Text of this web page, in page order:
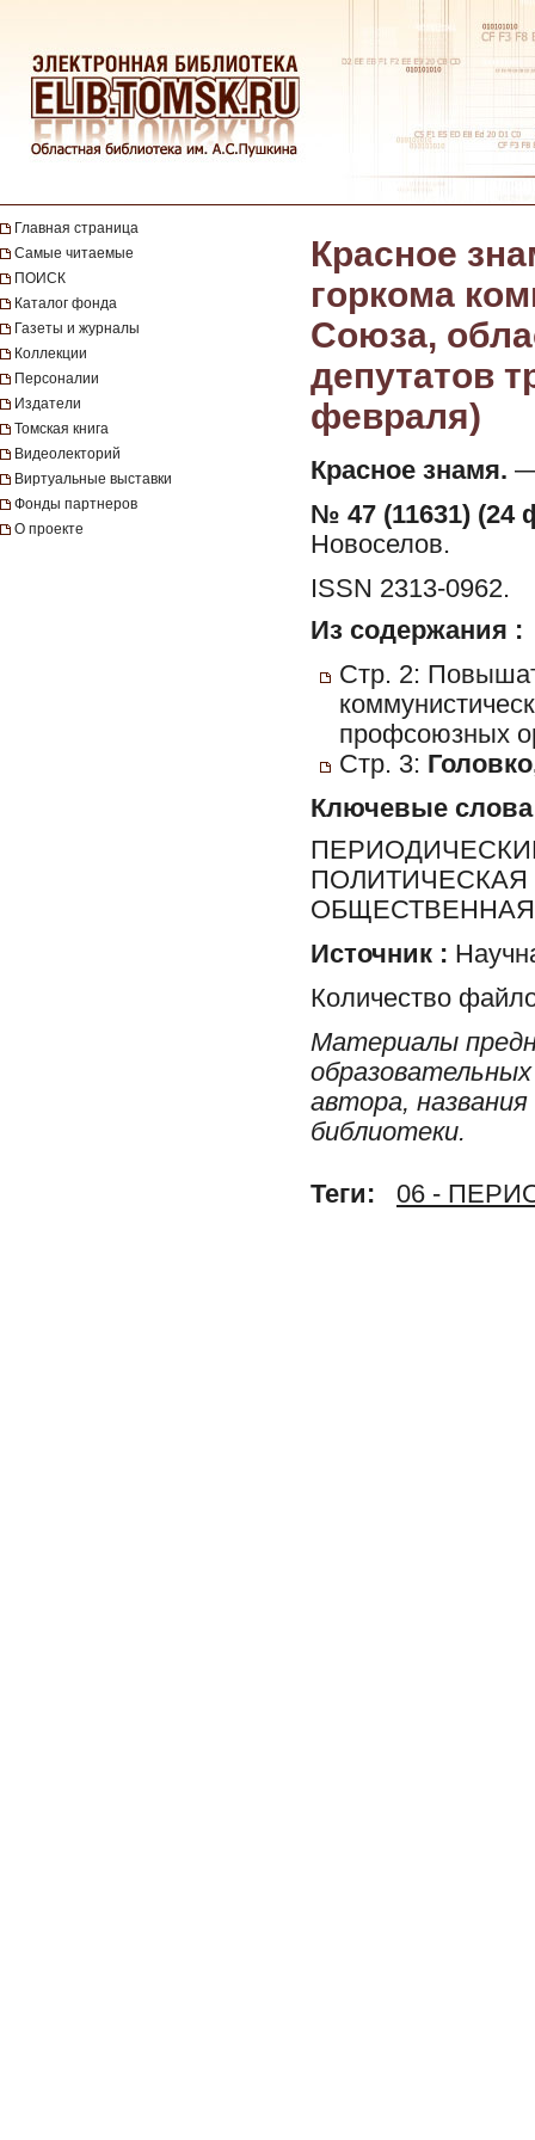
Главная страница
Самые читаемые
ПОИСК
Каталог фонда
Газеты и журналы
Коллекции
Персоналии
Издатели
Томская книга
Видеолекторий
Виртуальные выставки
Фонды партнеров
О проекте
Красное
горкома
Союза,
депутатов
февраля)
Красное знамя. —
№ 47 (11631) (24
Новоселов.
ISSN 2313-0962.
Из содержания :
Стр. 2:
профсоюзных
Стр. 3:
Ключевые слова
Источник :
Количество
Материалы
автора,
библиотеки.
Теги: 06 -